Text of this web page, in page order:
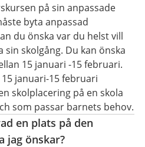
på sin anpassade
byta anpassad
du önska var du helst vill
skolgång. Du kan önska
15 januari -15 februari.
januari-15 februari
skolplacering på en skola
som passar barnets behov.
en plats på den
jag önskar?